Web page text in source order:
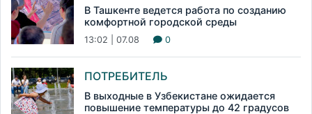
В Ташкенте ведется работа по созданию
комфортной городской среды
13:02 | 07.08 0
ПОТРЕБИТЕЛЬ
В выходные в Узбекистане ожидается
повышение температуры до 42 градусов